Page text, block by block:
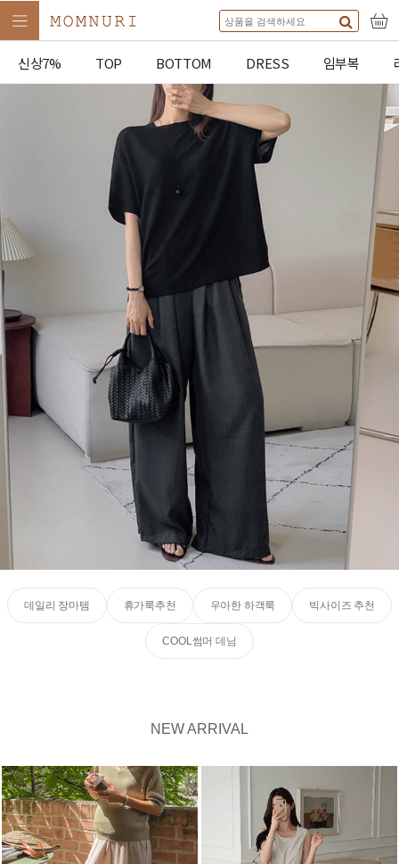
신상7% TOP BOTTOM DRESS 임부복
데일리 장마템 휴가룩추천 우아한 하객룩 빅사이즈 추천
COOL썸머 데님
NEW ARRIVAL